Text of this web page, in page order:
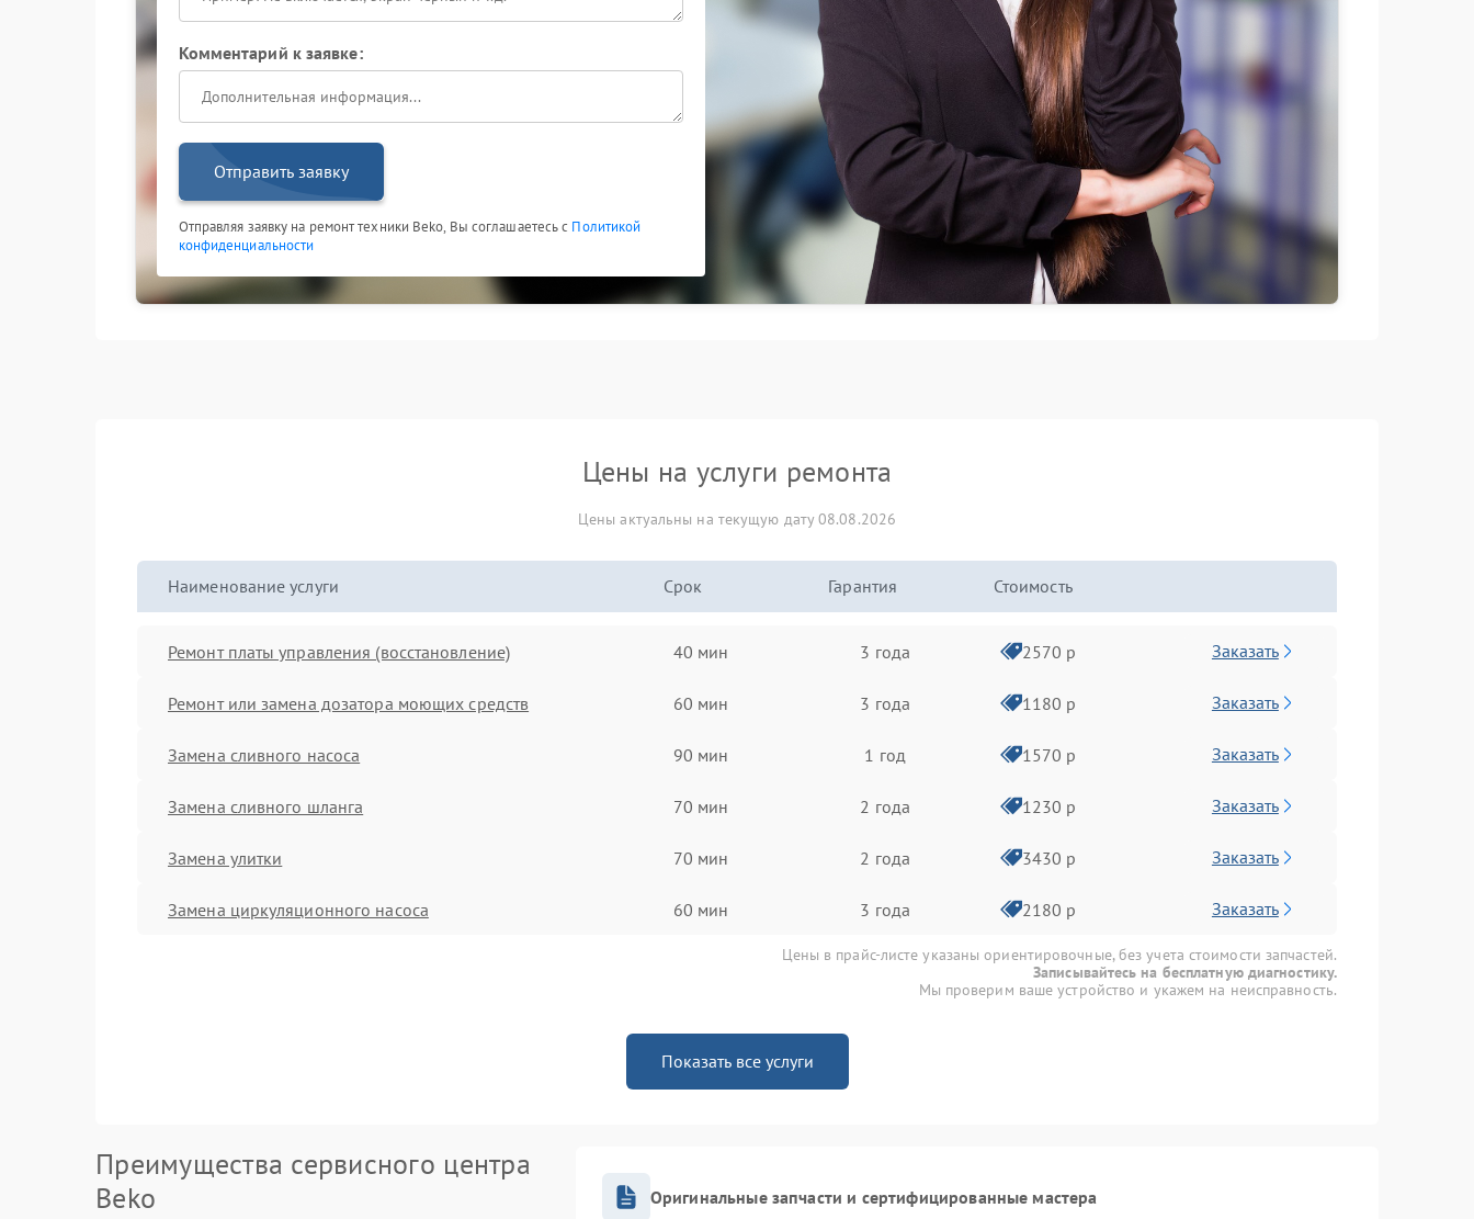
Комментарий к заявке:
Отправить заявку
Отправляя заявку на ремонт техники Beko, Вы соглашаетесь с Политикой
конфиденциальности
Цены на услуги ремонта
Цены актуальны на текущую дату 08.08.2026
Наименование услуги Срок Гарантия Стоимость
Ремонт платы управления (восстановление) 40 мин 3 года 2570 р Заказать
Ремонт или замена дозатора моющих средств 60 мин 3 года 1180 р Заказать
Замена сливного насоса 90 мин 1 год 1570 р Заказать
Замена сливного шланга 70 мин 2 года 1230 р Заказать
Замена улитки 70 мин 2 года 3430 р Заказать
Замена циркуляционного насоса 60 мин 3 года 2180 р Заказать
Цены в прайс-листе указаны ориентировочные, без учета стоимости запчастей.
Записывайтесь на бесплатную диагностику.
Мы проверим ваше устройство и укажем на неисправность.
Показать все услуги
Преимущества сервисного центра
Beko
Оригинальные запчасти и сертифицированные мастера